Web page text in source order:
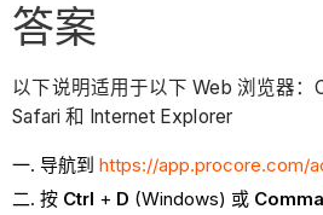
答案
以下说明适用于以下 Web 浏览器：
Safari 和 Internet Explorer
导航到 https://app.procore.com/
按 Ctrl + D (Windows) 或